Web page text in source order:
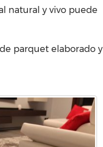
natural y vivo puede
parquet elaborado y